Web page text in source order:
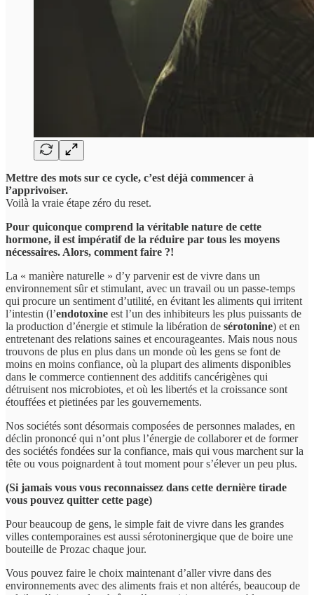
Mettre des mots sur ce cycle, c’est déjà commencer à
l’apprivoiser.
Voilà la vraie étape zéro du reset.
Pour quiconque comprend la véritable nature de cette
hormone, il est impératif de la réduire par tous les moyens
nécessaires. Alors, comment faire ?!
La « manière naturelle » d’y parvenir est de vivre dans un
environnement sûr et stimulant, avec un travail ou un passe-temps
qui procure un sentiment d’utilité, en évitant les aliments qui irritent
l’intestin (l’endotoxine est l’un des inhibiteurs les plus puissants de
la production d’énergie et stimule la libération de sérotonine) et en
entretenant des relations saines et encourageantes. Mais nous nous
trouvons de plus en plus dans un monde où les gens se font de
moins en moins confiance, où la plupart des aliments disponibles
dans le commerce contiennent des additifs cancérigènes qui
détruisent nos microbiotes, et où les libertés et la croissance sont
étouffées et pietinées par les gouvernements.
Nos sociétés sont désormais composées de personnes malades, en
déclin prononcé qui n’ont plus l’énergie de collaborer et de former
des sociétés fondées sur la confiance, mais qui vous marchent sur la
tête ou vous poignardent à tout moment pour s’élever un peu plus.
(Si jamais vous vous reconnaissez dans cette dernière tirade
vous pouvez quitter cette page)
Pour beaucoup de gens, le simple fait de vivre dans les grandes
villes contemporaines est aussi sérotoninergique que de boire une
bouteille de Prozac chaque jour.
Vous pouvez faire le choix maintenant d’aller vivre dans des
environnements avec des aliments frais et non altérés, beaucoup de